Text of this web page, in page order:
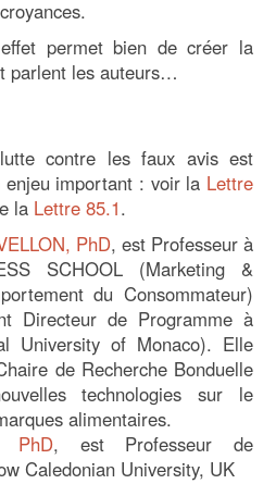
permet bien de créer la
parlent les auteurs…
contre les faux avis est
enjeu important : voir la Lettre
la Lettre 85.1.
PhD, est Professeur à
SCHOOL (Marketing &
du Consommateur)
Directeur de Programme à
University of Monaco). Elle
de Recherche Bonduelle
technologies sur le
alimentaires.
PhD, est Professeur de
Caledonian University, UK